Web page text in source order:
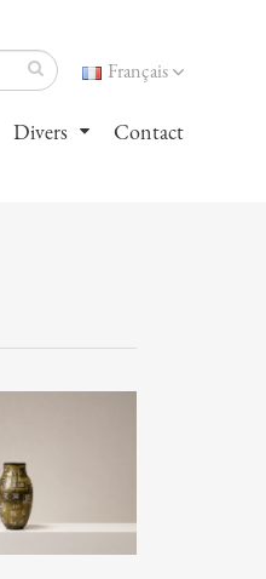
Français
Divers Contact